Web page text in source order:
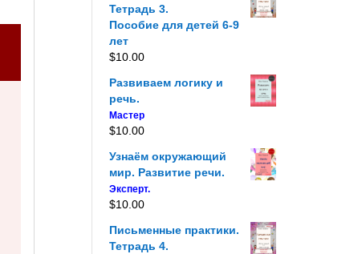
Тетрадь 3.
Пособие для детей 6-9
лет
$10.00
Развиваем логику и
речь.
Мастер
$10.00
Узнаём окружающий
мир. Развитие речи.
Эксперт.
$10.00
Письменные практики.
Тетрадь 4.